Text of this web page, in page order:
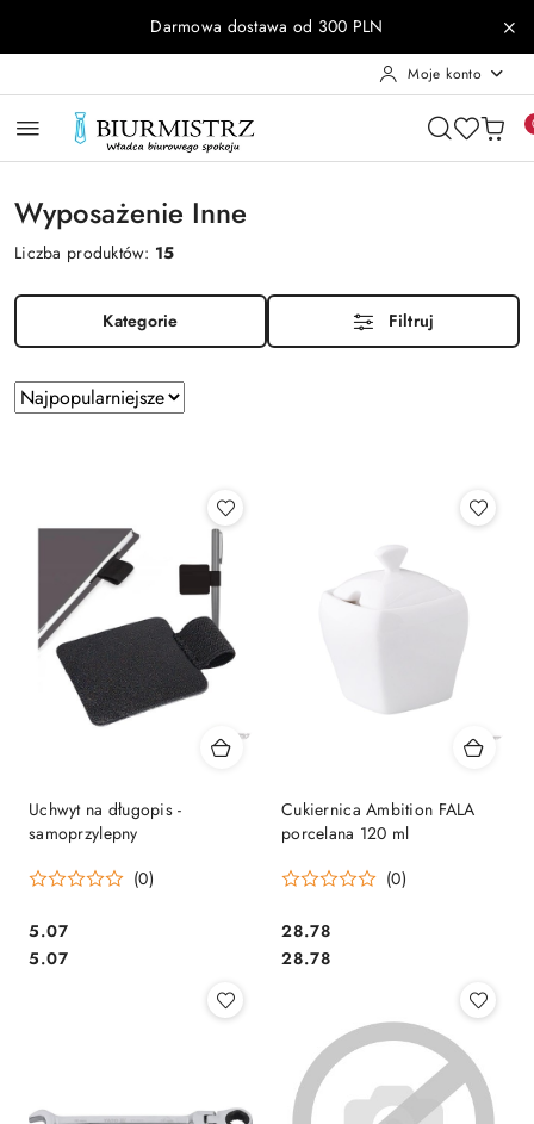
Przejdź do treści głównej
Przejdź do wyszukiwarki
Przejdź do moje konto
Przejdź do menu głównego
Przejdź do stopkiDarmowa dostawa od 300 PLN
Moje konto
Wyposażenie Inne
Liczba produktów: 15
Kategorie Filtruj
Zastosowano
sortowanie:
Sortuj
według
Uchwyt na długopis -
samoprzylepny
(0)
Cena:
5.07
Cena:
5.07
Cukiernica Ambition FALA
porcelana 120 ml
(0)
Cena:
28.78
Cena:
28.78